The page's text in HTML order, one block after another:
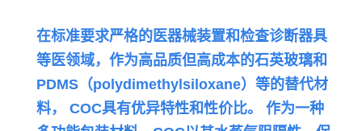
在标准要求严格的医器械装置和检查诊断器具
等医领域，作为高品质但高成本的石英玻璃和
PDMS（polydimethylsiloxane）等的替代材
料， COC具有优异特性和性价比。 作为一种